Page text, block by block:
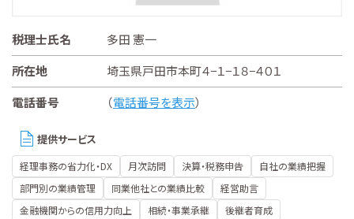
税理士氏名
多田 憲一
所在地
埼玉県戸田市本町４−１−１８−４０１
電話番号
（電話番号を表示）
提供サービス
経理事務の省力化・DX 月次訪問 決算・税務申告
自社の業績把握
部門別の業績管理
同業他社との業績比較
経営助言
金融機関からの信用力向上
相続・事業承継
後継者育成